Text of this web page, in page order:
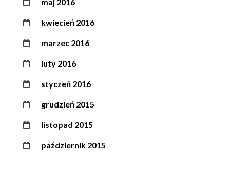
kwiecień 2016
marzec 2016
luty 2016
styczeń 2016
grudzień 2015
listopad 2015
październik 2015